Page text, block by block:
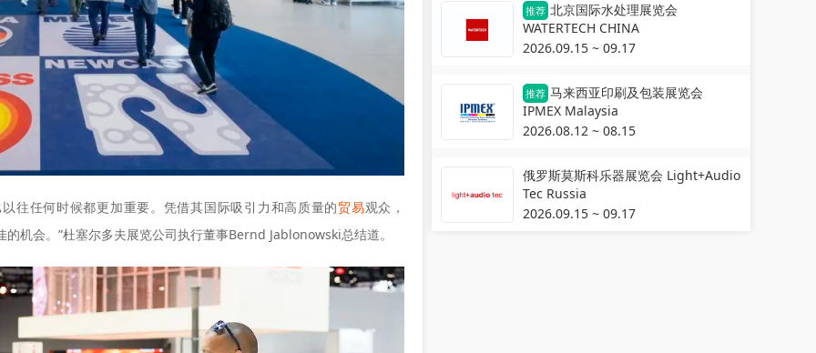
往任何时候都更加重要。凭借其国际吸引力和高质量的贸易观众，
的机会。”杜塞尔多夫展览公司执行董事Bernd Jablonowski总结道。
推荐 北京国际水处理展览会
WATERTECH CHINA
2026.09.15 ~ 09.17
推荐 马来西亚印刷及包装展览会
IPMEX Malaysia
2026.08.12 ~ 08.15
俄罗斯莫斯科乐器展览会 Light+Audio
Tec Russia
2026.09.15 ~ 09.17